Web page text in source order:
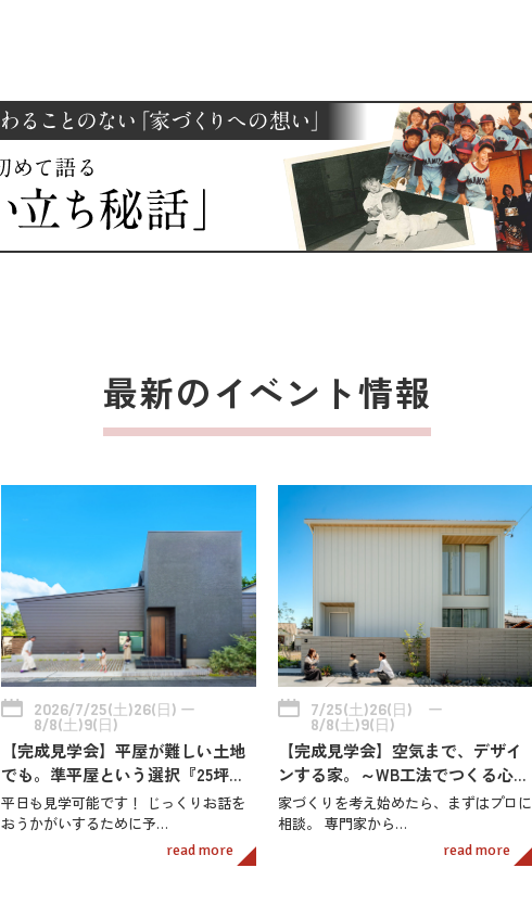
最新のイベント情報
2026/7/25(土)26(日) ー
8/8(土)9(日)
【完成見学会】平屋が難しい土地
でも。準平屋という選択『25坪…
平日も見学可能です！ じっくりお話を
おうかがいするために予…
read more
7/25(土)26(日) ー
8/8(土)9(日)
【完成見学会】空気まで、デザイ
ンする家。～WB工法でつくる心…
家づくりを考え始めたら、まずはプロに
相談。 専門家から…
read more